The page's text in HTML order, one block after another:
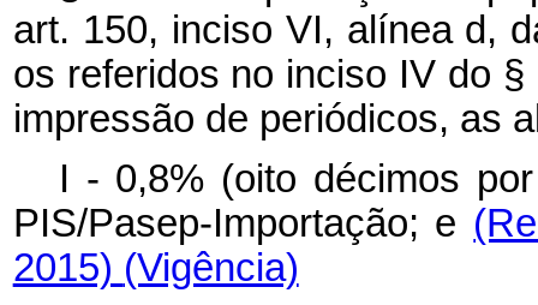
art. 150, inciso VI, alínea d,
os referidos no inciso IV do
impressão de periódicos, as
I - 0,8% (oito décimos
PIS/Pasep-Importação; e
2015) (Vigência)